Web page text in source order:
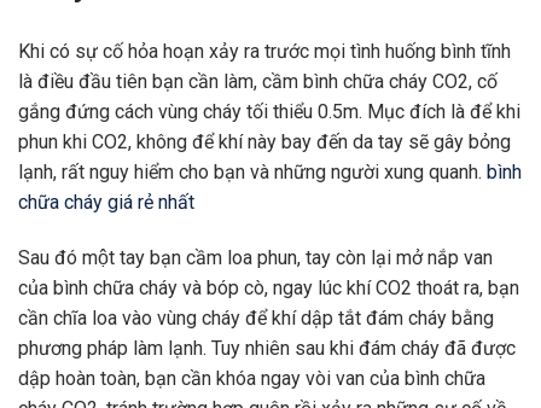
Khi có sự cố hỏa hoạn xảy ra trước mọi tình huống bình tĩnh
là điều đầu tiên bạn cần làm, cầm bình chữa cháy CO2, cố
gắng đứng cách vùng cháy tối thiểu 0.5m. Mục đích là để khi
phun khi CO2, không để khí này bay đến da tay sẽ gây bỏng
lạnh, rất nguy hiểm cho bạn và những người xung quanh. bình
chữa cháy giá rẻ nhất
Sau đó một tay bạn cầm loa phun, tay còn lại mở nắp van
của bình chữa cháy và bóp cò, ngay lúc khí CO2 thoát ra, bạn
cần chĩa loa vào vùng cháy để khí dập tắt đám cháy bằng
phương pháp làm lạnh. Tuy nhiên sau khi đám cháy đã được
dập hoàn toàn, bạn cần khóa ngay vòi van của bình chữa